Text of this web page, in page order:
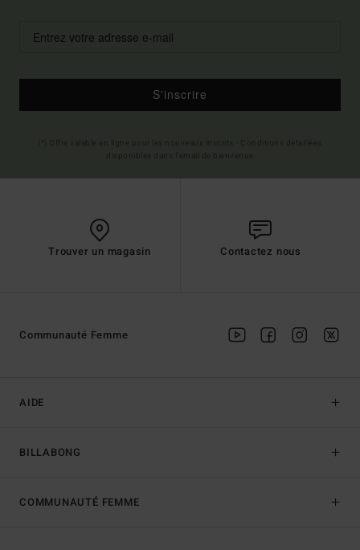
S'inscrire
Trouver un magasin Contactez nous
AIDE
BILLABONG
Communauté Femme
COMMUNAUTÉ FEMME